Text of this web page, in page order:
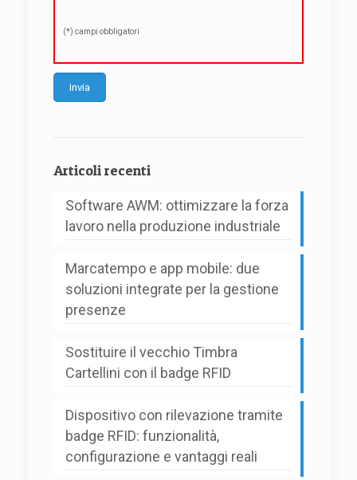
(*) campi obbligatori
Articoli recenti
Software AWM: ottimizzare la forza
lavoro nella produzione industriale
Marcatempo e app mobile: due
soluzioni integrate per la gestione
presenze
Sostituire il vecchio Timbra
Cartellini con il badge RFID
Dispositivo con rilevazione tramite
badge RFID: funzionalità,
configurazione e vantaggi reali